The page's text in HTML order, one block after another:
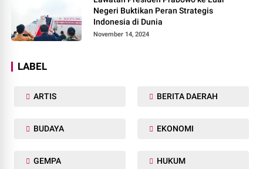
Negeri Buktikan Peran Strategis
Indonesia di Dunia
November 14, 2024
LABEL
ARTIS BERITA DAERAH
BUDAYA EKONOMI
GEMPA HUKUM